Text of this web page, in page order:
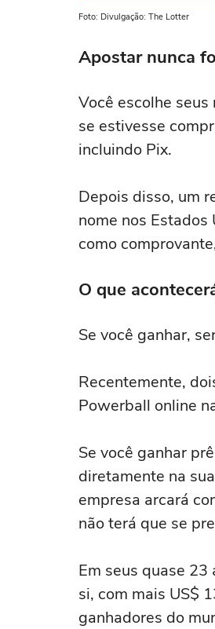
Foto: Divulgação: The Lotter
Apostar nunca
Você escolhe
se estivesse
incluindo Pix.
Depois disso, um
nome nos
como
O que
Se você ganhar,
Recentemente,
Powerball online
Se você ganhar
diretamente na
empresa arcará
não terá que se
Em seus quase 23
si, com mais US$
ganhadores do